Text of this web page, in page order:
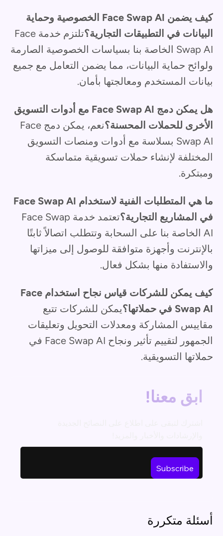
كيف يضمن Face Swap AI الخصوصية وحماية
البيانات في التطبيقات التجارية؟
تلتزم خدمة Face
Swap AI الخاصة بنا بسياسات الخصوصية الصارمة
ولوائح حماية البيانات، مما يضمن التعامل مع جميع
بيانات المستخدم ومعالجتها بأمان.
هل يمكن دمج Face Swap AI مع أدوات التسويق
الأخرى للحملات المحسنة؟
نعم، يمكن دمج Face
Swap AI بسلاسة مع أدوات ومنصات التسويق
المختلفة لإنشاء حملات تسويقية متماسكة
ومبتكرة.
ما هي المتطلبات الفنية لاستخدام Face Swap AI
في المشاريع التجارية؟
تعتمد خدمة Face Swap
AI الخاصة بنا على السحابة وتتطلب اتصالاً ثابتًا
بالإنترنت وأجهزة متوافقة للوصول إلى ميزاتها
والاستفادة منها بشكل فعال.
كيف يمكن للشركات قياس نجاح استخدام Face
Swap AI في حملاتها؟
يمكن للشركات تتبع
مقاييس المشاركة ومعدلات التحويل وتعليقات
الجمهور لتقييم تأثير ونجاح Face Swap AI في
حملاتها التسويقية.
ابق معنا!
أسئلة متكررة